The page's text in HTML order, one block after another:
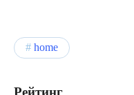
home
Рейтинг